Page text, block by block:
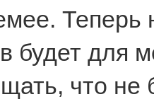
Теперь
будет для
что не